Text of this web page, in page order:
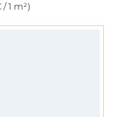
1 m²)